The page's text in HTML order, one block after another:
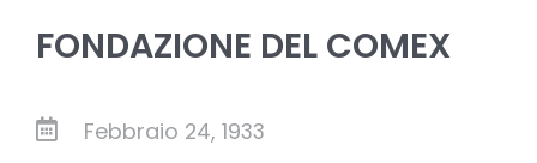
Sostenibilità
Qualità e certificazioni
FONDAZIONE DEL COMEX
Febbraio 24, 1933